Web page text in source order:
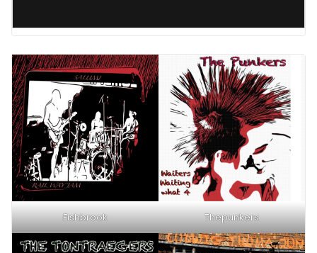
Fishbrook Thepunkers